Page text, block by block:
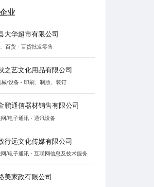
业
大华超市有限公司
百货 - 百货批发零售
之艺文化用品有限公司
/设备 - 印刷、制版、装订
鹏通信器材销售有限公司
/电子通讯 - 通讯设备
行远文化传媒有限公司
/电子通讯 - 互联网信息及技术服务
美家政有限公司